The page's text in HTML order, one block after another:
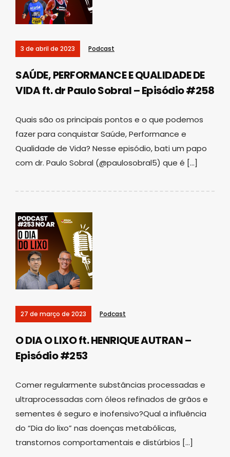
3 de abril de 2023 Podcast
SAÚDE, PERFORMANCE E QUALIDADE DE
VIDA ft. dr Paulo Sobral – Episódio #258
Quais são os principais pontos e o que podemos
fazer para conquistar Saúde, Performance e
Qualidade de Vida? Nesse episódio, bati um papo
com dr. Paulo Sobral (@paulosobral5) que é […]
27 de março de 2023 Podcast
O DIA O LIXO ft. HENRIQUE AUTRAN –
Episódio #253
Comer regularmente substâncias processadas e
ultraprocessadas com óleos refinados de grãos e
sementes é seguro e inofensivo?Qual a influência
do “Dia do lixo” nas doenças metabólicas,
transtornos comportamentais e distúrbios […]